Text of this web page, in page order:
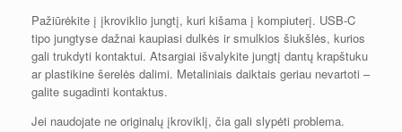
Pažiūrėkite į įkroviklio jungtį, kuri kišama į kompiuterį. USB-C
tipo jungtyse dažnai kaupiasi dulkės ir smulkios šiukšlės, kurios
gali trukdyti kontaktui. Atsargiai išvalykite jungtį dantų krapštuku
ar plastikine šerelės dalimi. Metaliniais daiktais geriau nevartoti –
galite sugadinti kontaktus.
Jei naudojate ne originalų įkroviklį, čia gali slypėti problema.